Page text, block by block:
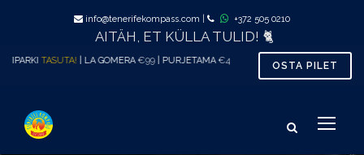
info@tenerifekompass.com +372 505 0210
AITÄH, ET KÜLLA TULID! 🐈
TASUTA!| LA GOMERA€99| PURJETAMA€45| VAALAVAATLUS al.€33|
OSTA PILET